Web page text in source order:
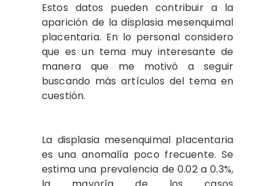
Estos datos pueden contribuir a la
aparición de la displasia mesenquimal
placentaria. En lo personal considero
que es un tema muy interesante de
manera que me motivó a seguir
buscando más artículos del tema en
cuestión.
La displasia mesenquimal placentaria
es una anomalía poco frecuente. Se
estima una prevalencia de 0.02 a 0.3%,